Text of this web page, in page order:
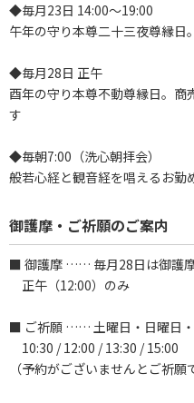
◆毎月23日 14:00～19:00
午年の守り本尊二十三夜尊縁日
◆毎月28日 正午
酉年の守り本尊不動尊縁日。商
す
◆毎朝7:00（洗心朝拝会）
般若心経と観音経を唱えるお勤
御護摩・ご祈願のご案内
■ 御護摩 …… 毎月28日は御護摩
正午（12:00）のみ
■ ご祈願 …… 土曜日・日曜日・
10:30 / 12:00 / 13:30 / 15:00
（予約がございませんとご祈願